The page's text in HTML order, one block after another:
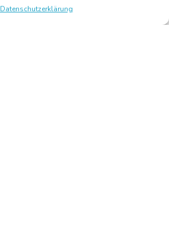
Datenschutzerklärung